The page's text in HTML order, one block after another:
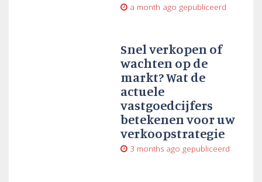
a month ago gepubliceerd
Snel verkopen of
wachten op de
markt? Wat de
actuele
vastgoedcijfers
betekenen voor uw
verkoopstrategie
3 months ago gepubliceerd